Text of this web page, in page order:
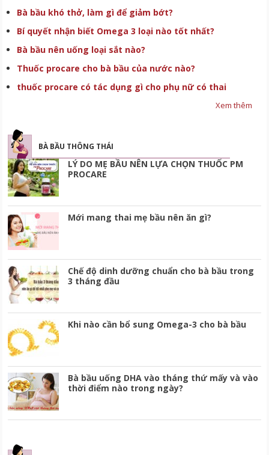
Bà bầu khó thở, làm gì để giảm bớt?
Bí quyết nhận biết Omega 3 loại nào tốt nhất?
Bà bầu nên uống loại sắt nào?
Thuốc procare cho bà bầu của nước nào?
thuốc procare có tác dụng gì cho phụ nữ có thai
Xem thêm
BÀ BẦU THÔNG THÁI
LÝ DO MẸ BẦU NÊN LỰA CHỌN THUỐC PM
PROCARE
Mới mang thai mẹ bầu nên ăn gì?
Chế độ dinh dưỡng chuẩn cho bà bầu trong
3 tháng đầu
Khi nào cần bổ sung Omega-3 cho bà bầu
Bà bầu uống DHA vào tháng thứ mấy và vào
thời điểm nào trong ngày?